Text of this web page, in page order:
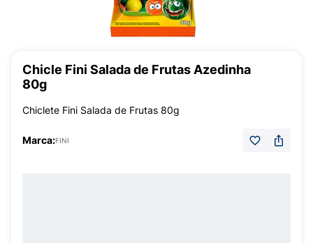
Chicle Fini Salada de Frutas Azedinha
80g
Chiclete Fini Salada de Frutas 80g
Marca:FINI